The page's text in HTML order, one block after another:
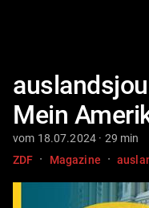
Mein
vom 18.07.2024 · 29 min
ZDF · Magazine ·